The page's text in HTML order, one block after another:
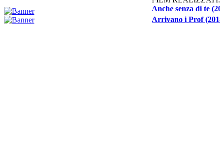
Anche senza di te
Arrivano i Prof